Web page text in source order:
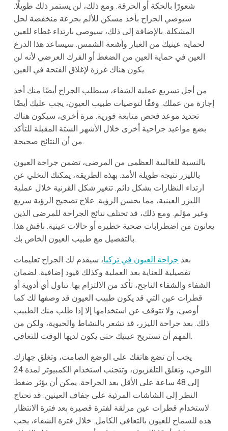
شعورًا بالحكة أو الحرقة. ومع ذلك، لن يستمر ذلك طويلًا.
سيوصي الجراح بأخذ مسكن للألم بجرعة منخفضة لحل
المشكلة. بالإضافة إلى ذلك، سيوصي بارتداء غطاء للعين
لحماية عينيك من الغبار وأشعة الشمس. سيساعد هذا الدرع
العين في حماية العين من الضغط أو الفرك العرضي لأنه لن
يكون هناك غرزة لإغلاق الفتحة في العين.
من أجل تسريع عملية الشفاء، سيطلب الجراح أيضًا منك أخذ
إجازة من عملك. وفقًا لتوصيات طبيب العيون، يجب عليك أيضًا
تحديد موعد فحص متابعة فورية. مرة أخرى، سيكون هناك
بضع مواعيد جراحية أخرى خلال الأشهر الستة المقبلة للتأكد
من أن النتائج صحيحة.
بالنسبة للغالبية العظمى من المرضى، تضمن جراحة العيون
بالليزر نتيجة طويلة الأمد. بهذه الطريقة، يمكنك التخلي عن
ارتداء النظارات بشكل دائم. تتغير شكل القرنية خلال عملية
الليزر العينية، مما يحسن الرؤية. علاج تصحيح الرؤية سريع
وغير مؤلم. ومع ذلك، قد تختلف نتائج الجراحة للمرضى الذين
يعانون من اضطرابات صحية خطيرة أو حالات عينية. ناقش هذا
بالتفصيل مع طبيب العيون الخاص بك.
بعد جراحة العيون في تركيا، سيقدم لك الجراح تعليمات
تفصيلية للعناية بعد العملية وكذلك قيود إضافية. لضمان
الشفاء والشفاء الناجح، تأكد من الالتزام بها. تناول أي أدوية أو
قطرات عين التي قد يكون طبيب العيون قد وصفها لك كما
أوصى، ولا تتوقف عن استخدامها إلا إذا طلب منك الطبيب
ذلك. بعد جراحة الليزر، قد تشعر بالنشاط والحيوية، ولكن من
المهم أن تستريح عينيك حتى يكون لديها الوقت للتعافي.
يجب أن تضع هاتفك على الوضع الصامت، وتغلق جهازك
اللوحي، وتغلق التلفزيون، وتتجنب استخدام الكمبيوتر لمدة 24
إلى 48 ساعة على الأقل بعد الجراحة. يمكن أن يؤثر ضغط
النظر إلى الشاشات المرئية على جفاف العينين. قد تحتاج
لاستخدام قطرات عين مزلقة لفترة قصيرة بعد فترة الانتظار
هذه للسماح للعيون بالتعافي الكامل. خلال فترة الشفاء، يجب